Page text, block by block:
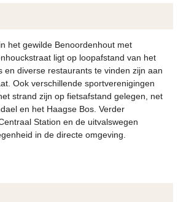
het gewilde Benoordenhout met
ligt op loopafstand van het
diverse restaurants te vinden zijn aan
Ook verschillende sportverenigingen
strand zijn op fietsafstand gelegen, net
en het Haagse Bos. Verder
Station en de uitvalswegen
in de directe omgeving.